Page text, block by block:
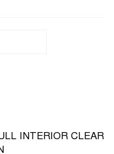
INTERIOR CLEAR